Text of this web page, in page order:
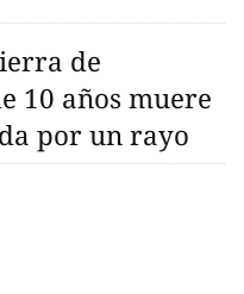
de
10 años muere
por un rayo